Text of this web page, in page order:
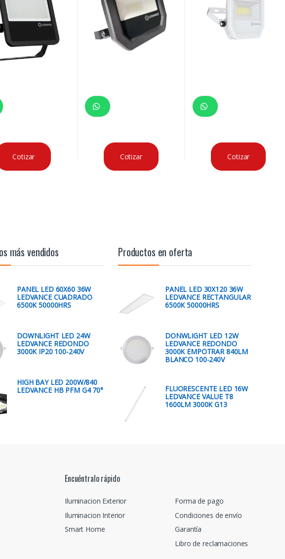
Cotizar Cotizar Cotizar
más vendidos
PANEL LED 60X60 36W
LEDVANCE CUADRADO
6500K 50000HRS
DOWNLIGHT LED 24W
LEDVANCE REDONDO
3000K IP20 100-240V
HIGH BAY LED 200W/840
LEDVANCE HB PFM G4 70°
Productos en oferta
PANEL LED 30X120 36W
LEDVANCE RECTANGULAR
6500K 50000HRS
DONWLIGHT LED 12W
LEDVANCE REDONDO
3000K EMPOTRAR 840LM
BLANCO 100-240V
FLUORESCENTE LED 16W
LEDVANCE VALUE T8
1600LM 3000K G13
Encuéntralo rápido
Iluminacion Exterior
Iluminacion Interior
Smart Home
Forma de pago
Condiciones de envío
Garantía
Libro de reclamaciones